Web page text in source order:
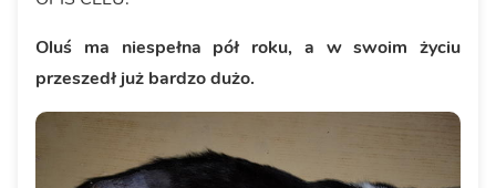
Oluś ma niespełna pół roku, a w swoim życiu
przeszedł już bardzo dużo.